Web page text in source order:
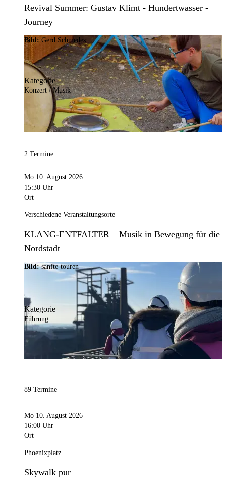
Revival Summer: Gustav Klimt - Hundertwasser -
Journey
Bild: Gerd Schmedes
Kategorie
Konzert / Musik
2 Termine
Mo 10. August 2026
15:30 Uhr
Ort
Verschiedene Veranstaltungsorte
KLANG-ENTFALTER – Musik in Bewegung für die
Nordstadt
Bild:sanfte-touren
Kategorie
Führung
89 Termine
Mo 10. August 2026
16:00 Uhr
Ort
Phoenixplatz
Skywalk pur